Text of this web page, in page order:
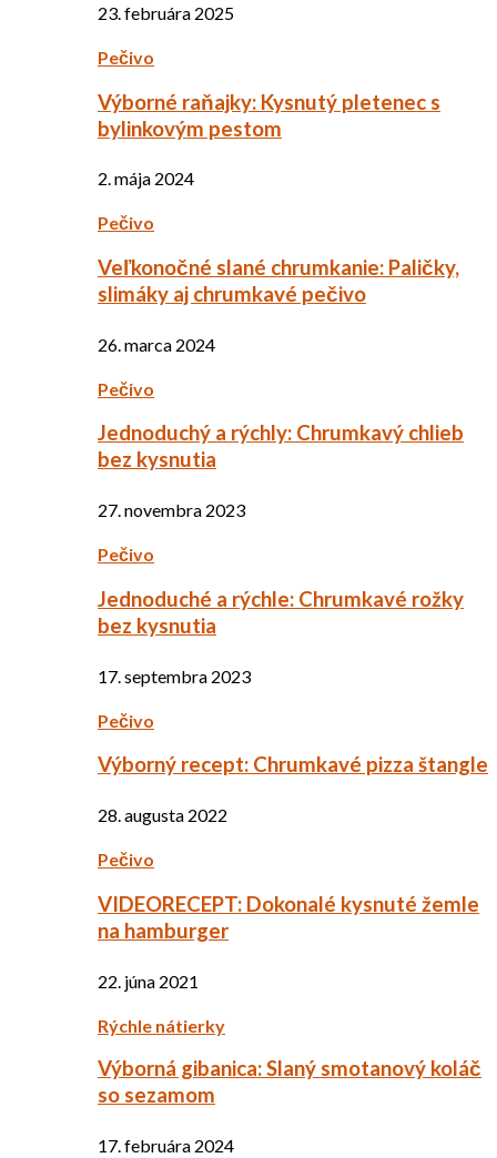
23. februára 2025
Pečivo
Výborné raňajky: Kysnutý pletenec s
bylinkovým pestom
2. mája 2024
Pečivo
Veľkonočné slané chrumkanie: Paličky,
slimáky aj chrumkavé pečivo
26. marca 2024
Pečivo
Jednoduchý a rýchly: Chrumkavý chlieb
bez kysnutia
27. novembra 2023
Pečivo
Jednoduché a rýchle: Chrumkavé rožky
bez kysnutia
17. septembra 2023
Pečivo
Výborný recept: Chrumkavé pizza štangle
28. augusta 2022
Pečivo
VIDEORECEPT: Dokonalé kysnuté žemle
na hamburger
22. júna 2021
Rýchle nátierky
Výborná gibanica: Slaný smotanový koláč
so sezamom
17. februára 2024